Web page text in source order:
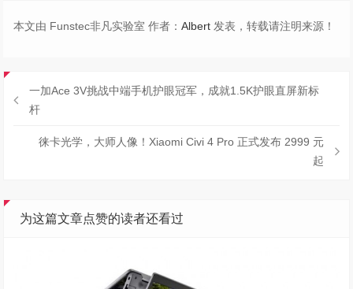
本文由 Funstec非凡实验室 作者：Albert 发表，转载请注明来源！
一加Ace 3V挑战中端手机护眼冠军，成就1.5K护眼直屏新标
杆
徕卡光学，大师人像！Xiaomi Civi 4 Pro 正式发布 2999 元
起
为这篇文章点赞的读者还看过